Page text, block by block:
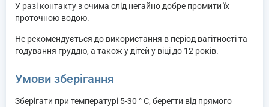
У разі контакту з очима слід негайно добре промити їх
проточною водою.
Не рекомендується до використання в період вагітності та
годування груддю, а також у дітей у віці до 12 років.
Умови зберігання
Зберігати при температурі 5-30 ° С, берегти від прямого